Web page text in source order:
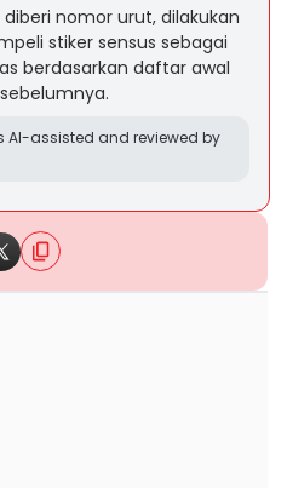
nomor urut, dilakukan
stiker sensus sebagai
berdasarkan daftar awal
AI-assisted and reviewed by